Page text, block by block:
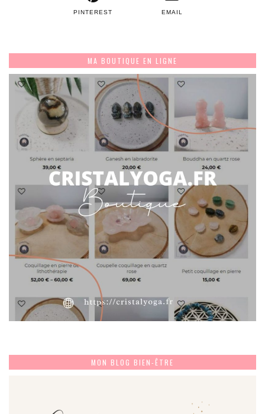
PINTEREST EMAIL
MA BOUTIQUE EN LIGNE
MON BLOG BIEN-ÊTRE